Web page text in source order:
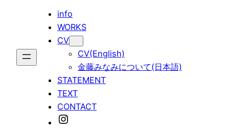
info
WORKS
CV
CV(English)
金藤みなみについて(日本語)
STATEMENT
TEXT
CONTACT
Instagram